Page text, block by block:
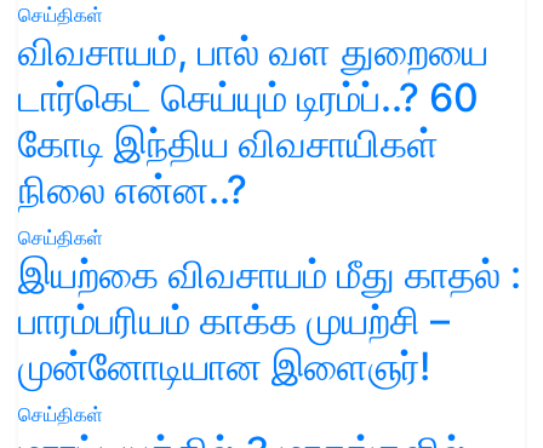
செய்திகள்
விவசாயம், பால் வள துறையை
டார்கெட் செய்யும் டிரம்ப்..? 60
கோடி இந்திய விவசாயிகள்
நிலை என்ன..?
செய்திகள்
இயற்கை விவசாயம் மீது காதல் :
பாரம்பரியம் காக்க முயற்சி –
முன்னோடியான இளைஞர்!
செய்திகள்